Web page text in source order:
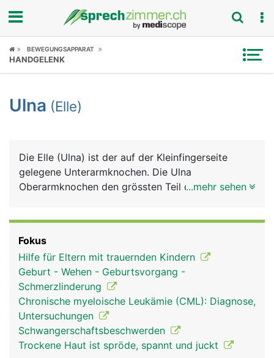
Fokus
Symptome
News
Rubriken
BEWEGUNGSAPPARAT
HANDGELENK
Ulna (Elle)
Die Elle (Ulna) ist der auf der Kleinfingerseite
gelegene Unterarmknochen. Die Ulna
Oberarmknochen den grössten Teil des...mehr sehen
Fokus
Hilfe für Eltern mit trauernden Kindern
Geburt - Wehen - Geburtsvorgang -
Schmerzlinderung
Chronische myeloische Leukämie (CML): Diagnose,
Untersuchungen
Schwangerschaftsbeschwerden
Trockene Haut ist spröde, spannt und juckt